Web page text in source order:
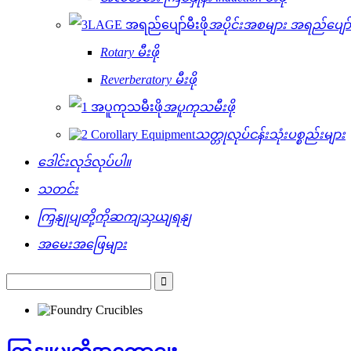
အပိုင်းအစများ အရည်ပျ
Rotary မီးဖို
Reverberatory မီးဖို
အပူကုသမီးဖို
သတ္တုလုပ်ငန်းသုံးပစ္စည်းများ
ဒေါင်းလုဒ်လုပ်ပါ။
သတင်း
ကြှနျုပျတို့ကိုဆကျသှယျရနျ
အမေးအဖြေများ